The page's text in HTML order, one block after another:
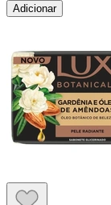
Adicionar